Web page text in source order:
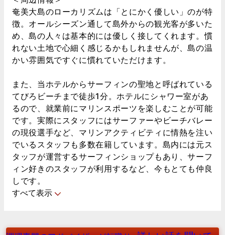
奄美大島のローカリズムは「とにかく優しい」のが特
徴。オールシーズン通して島外からの観光客が多いた
め、島の人々は基本的には優しく接してくれます。慣
れない土地で心細く感じるかもしれませんが、島の温
かい雰囲気ですぐに慣れていただけます。
また、当ホテルからサーフィンの聖地と呼ばれている
てびろビーチまで徒歩1分。ホテルにシャワー室があ
るので、就業前にマリンスポーツを楽しむことが可能
です。実際にスタッフにはサーファーやビーチバレー
の現役選手など、マリンアクティビティに情熱を注い
でいるスタッフも多数在籍しています。島内には元ス
タッフが運営するサーフィンショップもあり、サーフ
ィン好きのスタッフが利用するなど、今もとても仲良
しです。
すべて表示